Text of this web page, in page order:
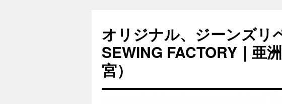
オリジナル、ジーンズリ
SEWING FACTORY｜亜
宮）